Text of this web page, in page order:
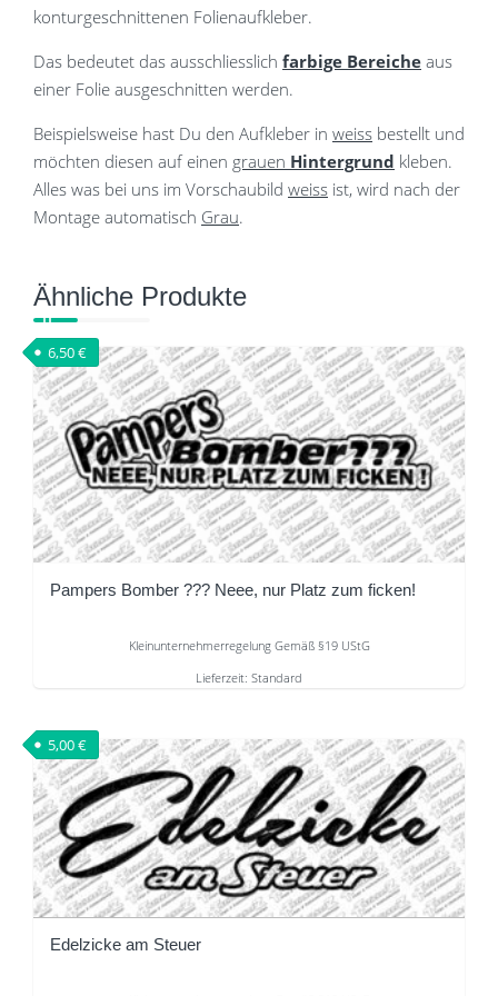
konturgeschnittenen Folienaufkleber.
Das bedeutet das ausschliesslich farbige Bereiche aus
einer Folie ausgeschnitten werden.
Beispielsweise hast Du den Aufkleber in weiss bestellt und
möchten diesen auf einen grauen Hintergrund kleben.
Alles was bei uns im Vorschaubild weiss ist, wird nach der
Montage automatisch Grau.
Ähnliche Produkte
Pampers Bomber ??? Neee, nur Platz zum ficken!
6,50€
Kleinunternehmerregelung Gemäß §19 UStG
Lieferzeit: Standard
Produkt
weist
mehrere
Varianten
auf.
Die
Optionen
Edelzicke am Steuer
5,00€